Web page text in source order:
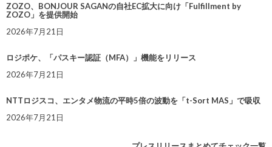
ZOZO、BONJOUR SAGANの自社EC拡大に向け「Fulfillment by
ZOZO」を提供開始
2026年7月21日
ロジポケ、「パスキー認証（MFA）」機能をリリース
2026年7月21日
NTTロジスコ、エンタメ物流の平時5倍の波動を「t-Sort MAS」で吸収
2026年7月21日